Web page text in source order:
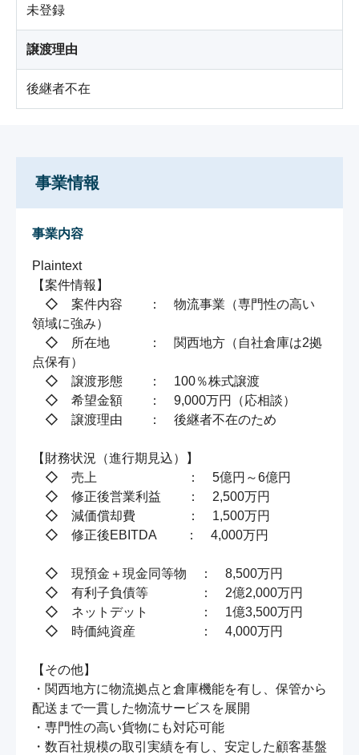
未登録
譲渡理由
後継者不在
事業情報
事業内容
Plaintext
【案件情報】
◇　案件内容　　：　物流事業（専門性の高い
領域に強み）
◇　所在地　　　：　関西地方（自社倉庫は2拠
点保有）
◇　譲渡形態　　：　100％株式譲渡
◇　希望金額　　：　9,000万円（応相談）
◇　譲渡理由　　：　後継者不在のため
【財務状況（進行期見込）】
◇　売上　　　　　　　：　5億円～6億円
◇　修正後営業利益　　：　2,500万円
◇　減価償却費　　　　：　1,500万円
◇　修正後EBITDA　　 ：　4,000万円
◇　現預金＋現金同等物　：　8,500万円
◇　有利子負債等　　　　：　2億2,000万円
◇　ネットデット　　　　：　1億3,500万円
◇　時価純資産　　　　　：　4,000万円
【その他】
・関西地方に物流拠点と倉庫機能を有し、保管から
配送まで一貫した物流サービスを展開
・専門性の高い貨物にも対応可能
・数百社規模の取引実績を有し、安定した顧客基盤